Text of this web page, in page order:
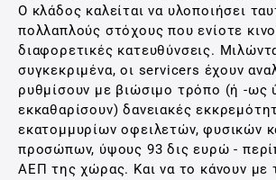
Ο κλάδος καλείται να υλοποιήσει
πολλαπλούς στόχους που ενίοτε
διαφορετικές κατευθύνσεις.
συγκεκριμένα, οι servicers έχουν
ρυθμίσουν με βιώσιμο τρόπο (ή -ως
εκκαθαρίσουν) δανειακές
εκατομμυρίων οφειλετών, φυσικών
προσώπων, ύψους 93 δις ευρώ -
ΑΕΠ της χώρας. Και να το κάνουν με